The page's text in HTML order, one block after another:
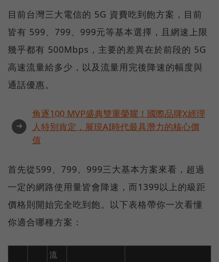
目前台灣三大電信的 5G 資費吃到飽方案，目前
皆有 599、799、999元等基本選擇，且網速上限
幾乎都有 500Mbps，主要的差異在於前段的 5G
高速流量給多少，以及流量用完後降速的幅度與
通話優惠。
➜
角逐100 MVP盛典雙重榮耀！國際品牌X經理
人特別肯定，展現AI時代最具潛力的核心價
值
首先從599、799、999三大基本方案來看，超過
一定的網路使用量皆會降速，而1399以上的級距
價格則開始完全吃到飽。以下表格帶你一次看懂
你適合哪種方案：
流